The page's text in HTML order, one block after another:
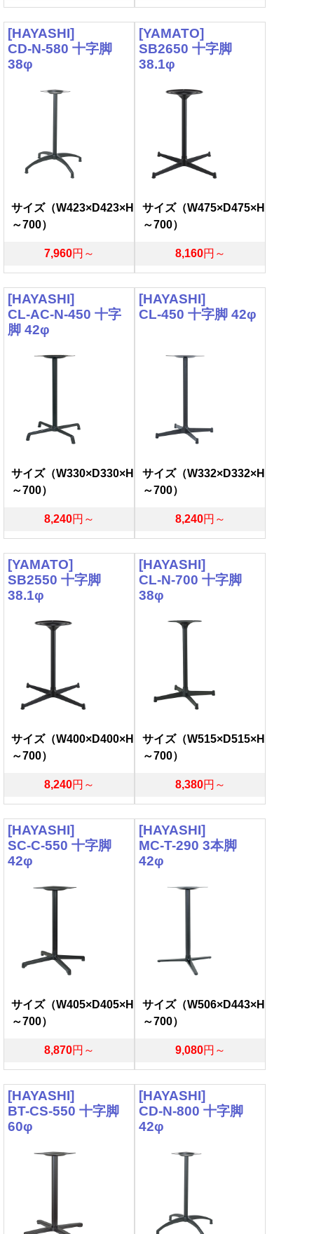
[HAYASHI]
CD-N-580 十字脚
38φ
サイズ（W423×D423×H
～700）
7,960円～
[YAMATO]
SB2650 十字脚
38.1φ
サイズ（W475×D475×H
～700）
8,160円～
[HAYASHI]
CL-AC-N-450 十字
脚 42φ
サイズ（W330×D330×H
～700）
8,240円～
[HAYASHI]
CL-450 十字脚 42φ
サイズ（W332×D332×H
～700）
8,240円～
[YAMATO]
SB2550 十字脚
38.1φ
サイズ（W400×D400×H
～700）
8,240円～
[HAYASHI]
CL-N-700 十字脚
38φ
サイズ（W515×D515×H
～700）
8,380円～
[HAYASHI]
SC-C-550 十字脚
42φ
サイズ（W405×D405×H
～700）
8,870円～
[HAYASHI]
MC-T-290 3本脚
42φ
サイズ（W506×D443×H
～700）
9,080円～
[HAYASHI]
BT-CS-550 十字脚
60φ
[HAYASHI]
CD-N-800 十字脚
42φ